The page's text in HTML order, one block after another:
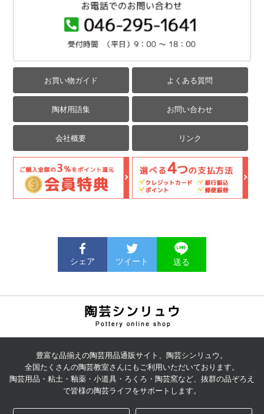
お買い物ガイド よくある質問
陶材用語集 お問い合わせ
会社概要 リンク
シェア ツイート 送る
豊富な品揃えの陶芸用品通販サイト、陶芸シンリュウ。
全国たくさんの陶芸教室さんにもご利用いただいております。
陶芸用品・粘土・釉薬・小道具・ろくろ・陶芸窯など、抜群の品ぞろえ
で皆様の陶芸ライフをサポートします。